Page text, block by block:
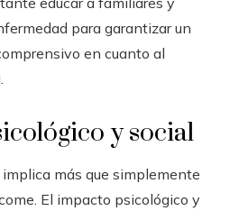
para garantizar un
en cuanto al
y social
más que simplemente
El impacto psicológico y